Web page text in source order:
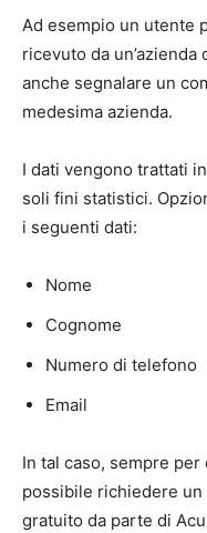
Ad esempio un utente
ricevuto da
anche segnalare un
medesima azienda.
I dati vengono trattati
soli fini statistici.
i seguenti dati:
Nome
Cognome
Numero di telefono
Email
In tal caso, sempre per
possibile richiedere
gratuito da parte di